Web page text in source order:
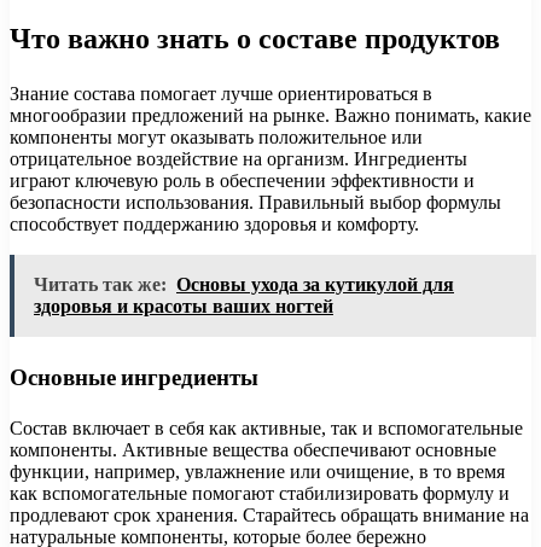
Что важно знать о составе продуктов
Знание состава помогает лучше ориентироваться в
многообразии предложений на рынке. Важно понимать, какие
компоненты могут оказывать положительное или
отрицательное воздействие на организм. Ингредиенты
играют ключевую роль в обеспечении эффективности и
безопасности использования. Правильный выбор формулы
способствует поддержанию здоровья и комфорту.
Читать так же: Основы ухода за кутикулой для
здоровья и красоты ваших ногтей
Основные ингредиенты
Состав включает в себя как активные, так и вспомогательные
компоненты. Активные вещества обеспечивают основные
функции, например, увлажнение или очищение, в то время
как вспомогательные помогают стабилизировать формулу и
продлевают срок хранения. Старайтесь обращать внимание на
натуральные компоненты, которые более бережно